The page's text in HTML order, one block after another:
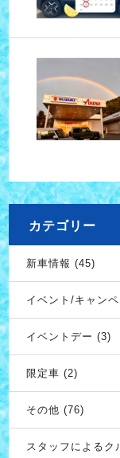
カテゴリー
新車情報 (45)
イベント/キャン
イベントデー (3)
限定車 (2)
その他 (76)
スタッフによるク